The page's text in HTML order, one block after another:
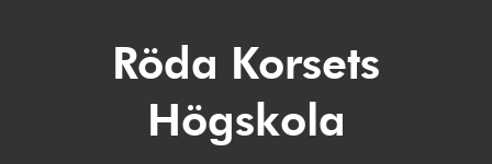
Röda Korsets
Högskola